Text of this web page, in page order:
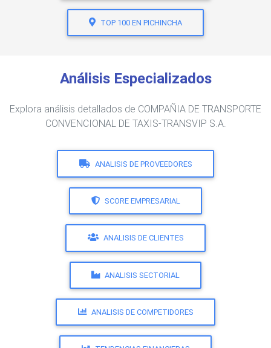
TOP 100 EN PICHINCHA
Análisis Especializados
Explora análisis detallados de COMPAÑIA DE TRANSPORTE
CONVENCIONAL DE TAXIS-TRANSVIP S.A.
ANALISIS DE PROVEEDORES
SCORE EMPRESARIAL
ANALISIS DE CLIENTES
ANALISIS SECTORIAL
ANALISIS DE COMPETIDORES